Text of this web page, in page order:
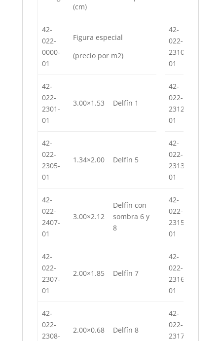
(cm)
42-
022-
0000-
01
Figura especial
(precio por m2)
42-
022-
2310-
01
42-
022-
2301-
01
3.00×1.53 Delfín 1
42-
022-
2312-
01
42-
022-
2305-
01
1.34×2.00 Delfín 5
42-
022-
2313-
01
42-
022-
2407-
01
3.00×2.12
Delfín con
sombra 6 y
8
42-
022-
2315-
01
42-
022-
2307-
01
2.00×1.85 Delfín 7
42-
022-
2316-
01
42-
022-
2308-
2.00×0.68 Delfín 8
42-
022-
2317-